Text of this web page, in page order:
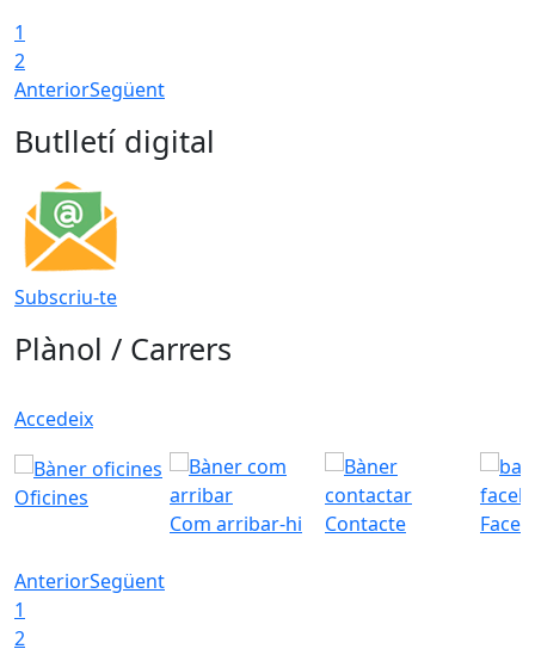
1
2
AnteriorSegüent
Butlletí digital
Subscriu-te
Plànol / Carrers
Accedeix
Oficines
Com arribar-hi
Contacte
AnteriorSegüent
1
2